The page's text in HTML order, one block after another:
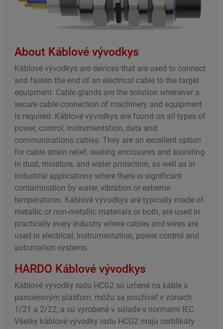
About Káblové vývodkys
Káblové vývodkys are devices that are used to connect
and fasten the end of an electrical cable to the target
equipment. Cable glands are the solution whenever a
secure cable connection of machinery and equipment
is required. Káblové vývodkys are found on all types of
power, control, instrumentation, data and
communications cables. They are an excellent option
for cable strain relief, sealing enclosures and assisting
in dust, moisture, and water protection, as well as in
industrial applications where there is significant
contamination by water, vibration or extreme
temperatures. Káblové vývodkys are typically made of
metallic or non-metallic materials or both, are used in
practically every industry where cables and wires are
used in electrical, instrumentation, power control and
automation systems.
HARDO Káblové vývodkys
Káblové vývodky radu HCG2 sú určené na káble s
pancierovým plášťom, môžu sa používať v zónach
1/21 a 2/22, a sú vyrobené v súlade s normami IEC.
Všetky káblové vývodky radu HCG2 majú certifikáty